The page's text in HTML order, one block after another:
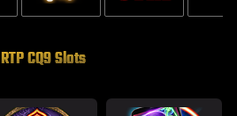
RTP CQ9 Slots